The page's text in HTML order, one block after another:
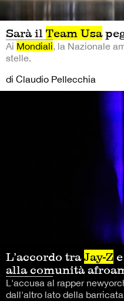
Sarà il Team Usa
Ai Mondiali, la Nazionale
stelle.
di Claudio Pellecchia
L’accordo traJay-Z
alla comunità
L'accusa al rapper
dall'altro lato della